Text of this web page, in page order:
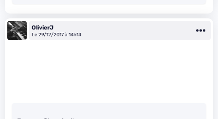
OlivierJ
Le 29/12/2017 à 14h14